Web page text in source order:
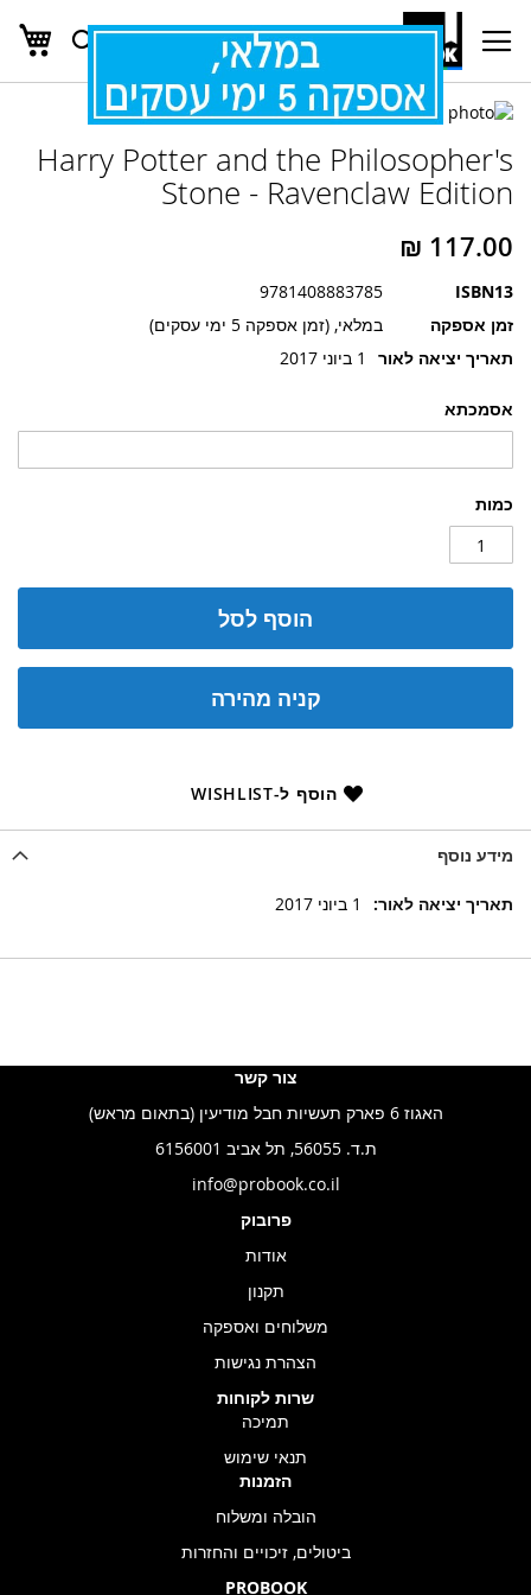
Skip
Content
חפש
אסמכתא
כמות
הוסף לסל
קניה מהירה
הוסף ל-WISHLIST
Harry Potter and the Philosopher's
Stone - Ravenclaw Edition
ISBN13
9781408883785
זמן אספקה
במלאי, (זמן אספקה 5 ימי עסקים)
תאריך יציאה לאור
1 ביוני 2017
לדלג
של
גלריית
תמונות
להתחלה
של
גלריית
מידע נוסף
מידע
1 ביוני 2017
צור קשר
האגוז 6 פארק תעשיות חבל מודיעין (בתאום מראש)
ת.ד. 56055, תל אביב 6156001
info@probook.co.il
פרובוק
אודות
תקנון
משלוחים ואספקה
הצהרת נגישות
שרות לקוחות
תמיכה
תנאי שימוש
הזמנות
הובלה ומשלוח
ביטולים, זיכויים והחזרות
PROBOOK